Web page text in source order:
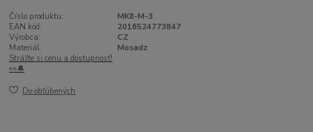
Číslo produktu:
MK8-M-3
EAN kód:
2016524773847
Výrobca:
CZ
Materiál:
Mosadz
Strážte si cenu a dostupnosť!
👀🔔
Do obľúbených